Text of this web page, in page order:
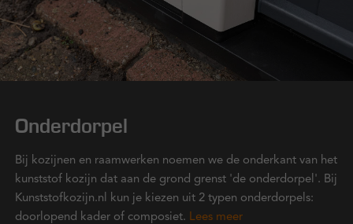
Onderdorpel
Bij kozijnen en raamwerken noemen we de onderkant van het
kunststof kozijn dat aan de grond grenst 'de onderdorpel'. Bij
Kunststofkozijn.nl kun je kiezen uit 2 typen onderdorpels:
doorlopend kader of composiet. Lees meer